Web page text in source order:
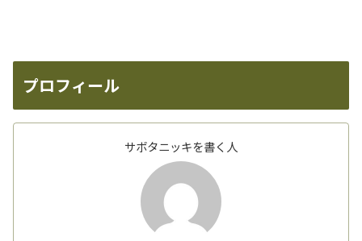
プロフィール
サボタニッキを書く人